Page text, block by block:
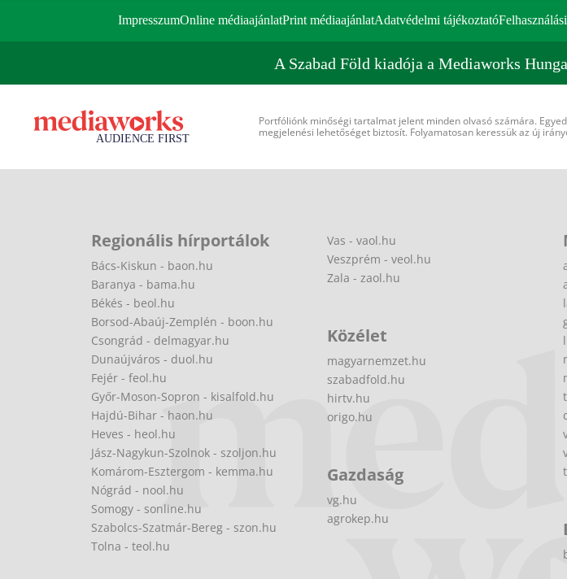
ImpresszumOnline médiaajánlatPrint médiaajánlatAdatvédelmi tájékoztató
A Szabad Föld kiadója a Mediaworks
Portfóliónk minőségi tartalmat jelent minden olvasó számára.
megjelenési lehetőséget biztosít. Folyamatosan keressük az új
Regionális hírportálok
Bács-Kiskun - baon.hu
Baranya - bama.hu
Békés - beol.hu
Borsod-Abaúj-Zemplén - boon.hu
Csongrád - delmagyar.hu
Dunaújváros - duol.hu
Fejér - feol.hu
Győr-Moson-Sopron - kisalfold.hu
Hajdú-Bihar - haon.hu
Heves - heol.hu
Jász-Nagykun-Szolnok - szoljon.hu
Komárom-Esztergom - kemma.hu
Nógrád - nool.hu
Somogy - sonline.hu
Szabolcs-Szatmár-Bereg - szon.hu
Tolna - teol.hu
Vas - vaol.hu
Veszprém - veol.hu
Zala - zaol.hu
Közélet
magyarnemzet.hu
szabadfold.hu
hirtv.hu
origo.hu
Gazdaság
vg.hu
agrokep.hu